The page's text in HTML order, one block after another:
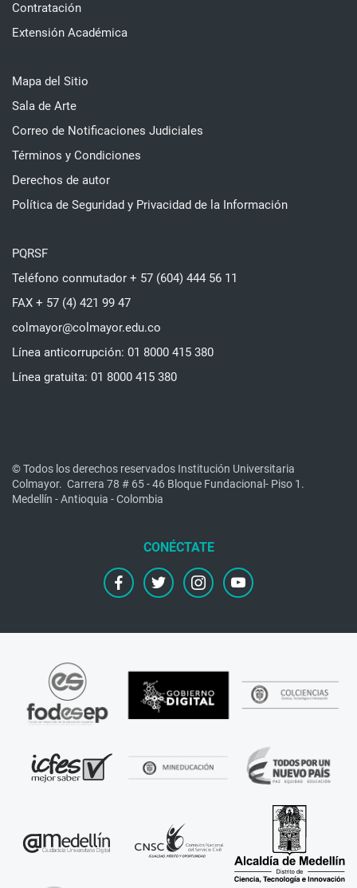
Contratación
Extensión Académica
Mapa del Sitio
Sala de Arte
Correo de Notificaciones Judiciales
Términos y Condiciones
Derechos de autor
Política de Seguridad y Privacidad de la Información
PQRSF
Teléfono conmutador + 57 (604) 444 56 11
FAX + 57 (4) 421 99 47
colmayor@colmayor.edu.co
Línea anticorrupción: 01 8000 415 380
Línea gratuita: 01 8000 415 380
© Todos los derechos reservados Institución Universitaria
Colmayor. Carrera 78 # 65 - 46 Bloque Fundacional- Piso 1.
Medellín - Antioquia - Colombia